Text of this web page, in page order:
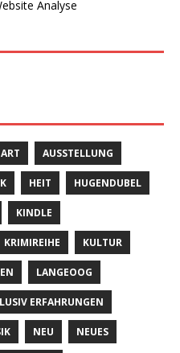
ART AUSSTELLUNG
HEIT HUGENDUBEL
KINDLE
KRIMIREIHE KULTUR
LANGEOOG
ERFAHRUNGEN
NEU NEUES